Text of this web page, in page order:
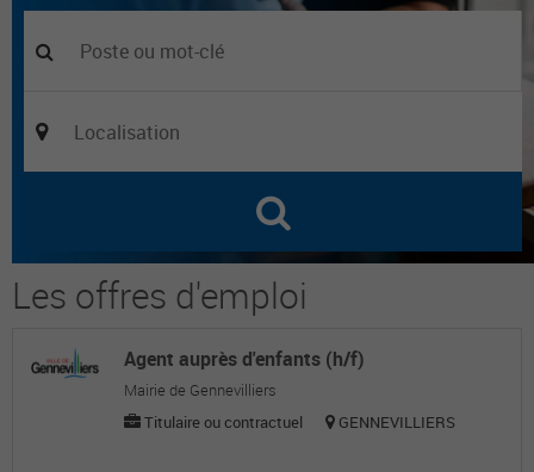
Les offres d'emploi
Agent auprès d'enfants (h/f)
Mairie de Gennevilliers
Titulaire ou contractuel
GENNEVILLIERS